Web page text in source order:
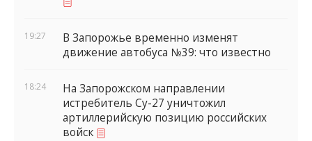
19:27
В Запорожье временно изменят
движение автобуса №39: что известно
18:24
На Запорожском направлении
истребитель Су-27 уничтожил
артиллерийскую позицию российских
войск